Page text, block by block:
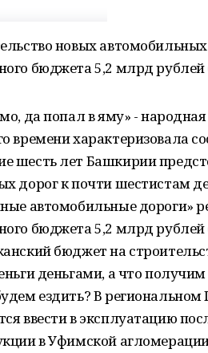
новых
бюджета 5,2 млрд рублей
да попал в яму» -
времени характеризовала
шесть лет Башкирии
дорог к почти шестистам
автомобильные дороги»
бюджета 5,2 млрд рублей
бюджет на
деньгами, а что
ездить? В региональном
ввести в эксплуатацию
в Уфимской